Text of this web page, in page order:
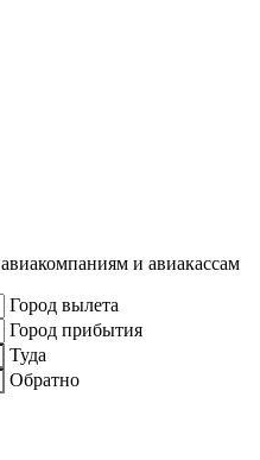
и авиакассам
Город вылета
Город прибытия
Туда
Обратно